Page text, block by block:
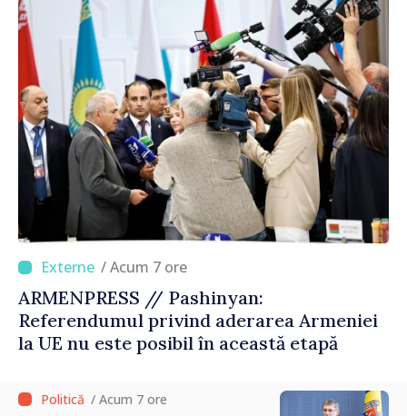
/ Acum 7 ore
ARMENPRESS // Pashinyan:
Referendumul privind aderarea Armeniei
la UE nu este posibil în această etapă
/ Acum 7 ore